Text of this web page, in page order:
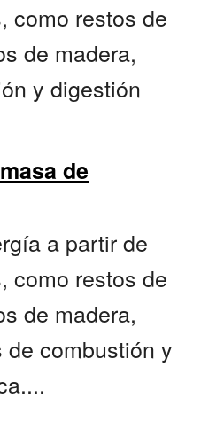
como restos de
de madera,
y digestión
de
a partir de
como restos de
de madera,
combustión y